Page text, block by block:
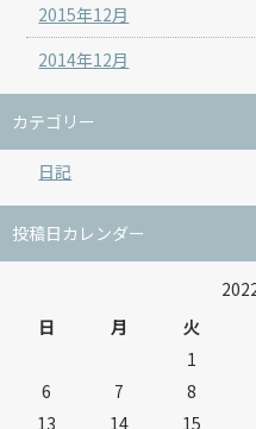
2015年12月
2014年12月
カテゴリー
日記
投稿日カレンダー
日
月 火
1
6
7 8
13
14 15